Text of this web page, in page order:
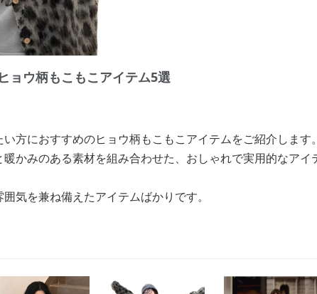
ョウ柄もこもこアイテム5選
方におすすめのヒョウ柄もこもこアイテムをご紹介します。
かみのある素材を組み合わせた、おしゃれで実用的なアイ
気を兼ね備えたアイテムばかりです。